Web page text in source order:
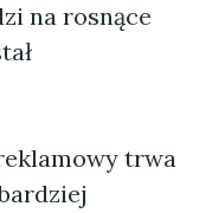
na rosnące
trwa